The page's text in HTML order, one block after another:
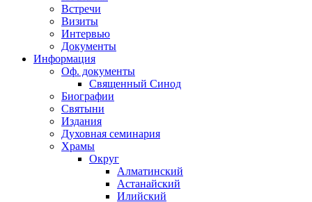
Встречи
Визиты
Интервью
Документы
Информация
Оф. документы
Священный Синод
Биографии
Святыни
Издания
Духовная семинария
Храмы
Округ
Алматинский
Астанайский
Илийский